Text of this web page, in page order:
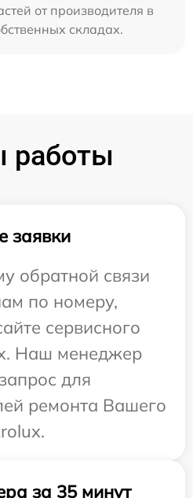
от производителя в
складах.
работы
заявки
обратной связи
по номеру,
сервисного
Наш менеджер
для
ремонта Вашего
за 35 минут